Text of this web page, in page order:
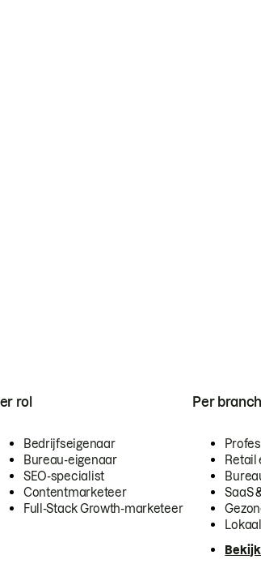
rol
Bedrijfseigenaar
Bureau-eigenaar
SEO-specialist
Contentmarketeer
Full-Stack Growth-marketeer
Per
Retail
SaaS